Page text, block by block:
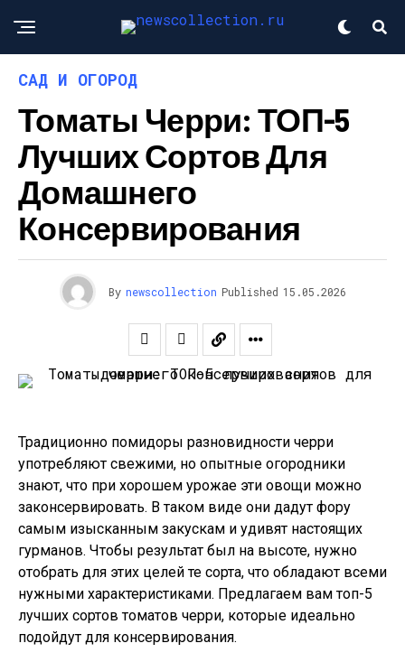
САД И ОГОРОД
Томаты Черри: ТОП-5
Лучших Сортов Для
Домашнего
Консервирования
By newscollection Published 15.05.2026
Традиционно помидоры разновидности черри
употребляют свежими, но опытные огородники
знают, что при хорошем урожае эти овощи можно
законсервировать. В таком виде они дадут фору
самым изысканным закускам и удивят настоящих
гурманов. Чтобы результат был на высоте, нужно
отобрать для этих целей те сорта, что обладают всеми
нужными характеристиками. Предлагаем вам топ-5
лучших сортов томатов черри, которые идеально
подойдут для консервирования.